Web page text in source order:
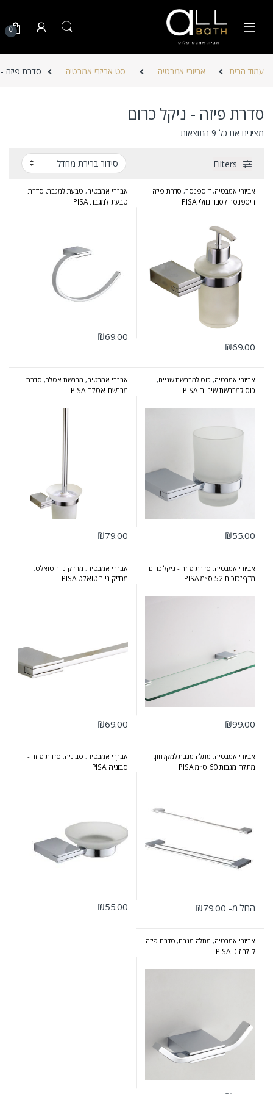
0
עמוד הבית אביזרי אמבטיה סט אביזרי אמבטיה סדרת פיזה -
סדרת פיזה - ניקל כרום
מציגים את כל ⁦9⁩ התוצאות
Filters
אביזרי אמבטיה, דיספנסר, סדרת פיזה -
ניקל כרום
דיספנסר לסבון נוזלי PISA
₪69.00
אביזרי אמבטיה, טבעת למגבת, סדרת
פיזה - ניקל כרום
טבעת למגבת PISA
₪69.00
אביזרי אמבטיה, כוס למברשת שניים,
סדרת פיזה - ניקל כרום
כוס למברשת שיניים PISA
₪55.00
אביזרי אמבטיה, מברשת אסלה, סדרת
פיזה - ניקל כרום
מברשת אסלה PISA
₪79.00
אביזרי אמבטיה, סדרת פיזה - ניקל כרום
מדף זכוכית 52 ס״מ PISA
₪99.00
אביזרי אמבטיה, מחזיק נייר טואלט,
סדרת פיזה - ניקל כרום
מחזיק נייר טואלט PISA
₪69.00
אביזרי אמבטיה, מתלה מגבת למקלחון,
סדרת פיזה - ניקל כרום
מתלה מגבות 60 ס״מ PISA
החל מ- ₪79.00
למוצר זה יש מספר סוגים. ניתן לבחור את האפשרויות בעמוד המוצר
אביזרי אמבטיה, סבוניה, סדרת פיזה -
ניקל כרום
סבוניה PISA
₪55.00
אביזרי אמבטיה, מתלה מגבת, סדרת פיזה
- ניקל כרום
קולב זוגי PISA